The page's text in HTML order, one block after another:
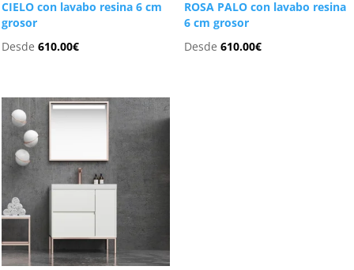
CIELO con lavabo resina 6 cm
grosor
Desde610.00€
ROSA PALO con lavabo resina
6 cm grosor
Desde 610.00€